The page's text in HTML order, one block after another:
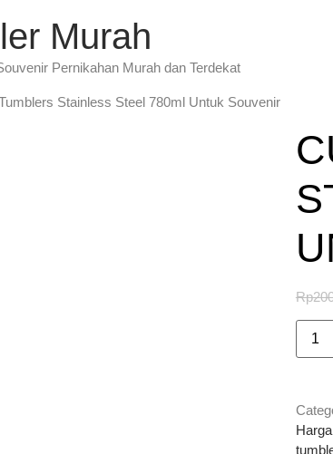
Murah
Pernikahan Murah dan Terdekat
Stainless Steel 780ml Untuk Souvenir
Rp